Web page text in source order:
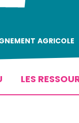
agricole
LES